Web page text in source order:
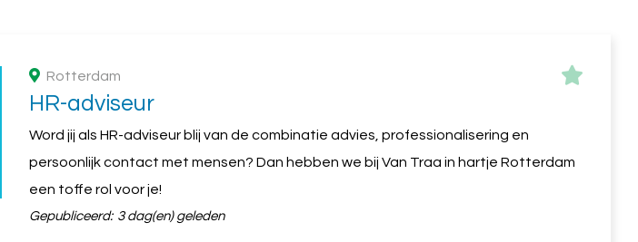
Rotterdam
HR-adviseur
Word jij als HR-adviseur blij van de combinatie advies, professionalisering en
persoonlijk contact met mensen? Dan hebben we bij Van Traa in hartje Rotterdam
een toffe rol voor je!
Gepubliceerd: 3 dag(en) geleden